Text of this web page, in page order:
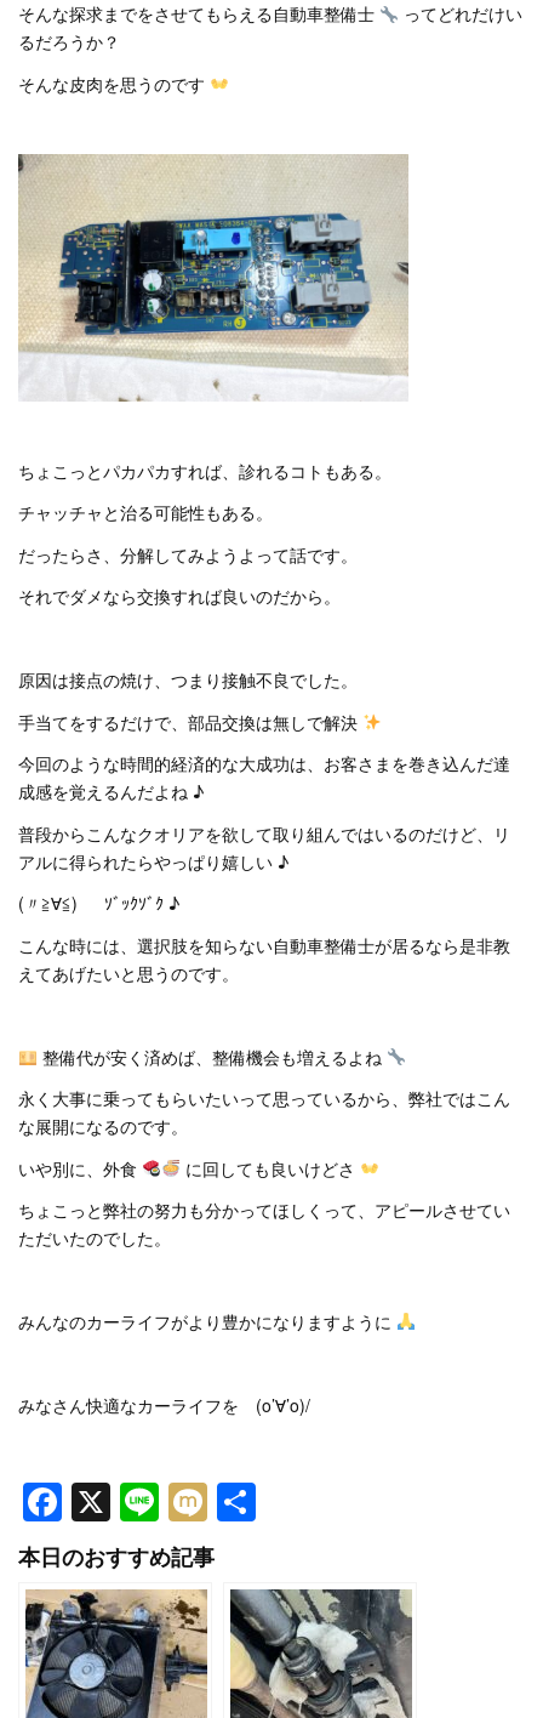
そんな探求までをさせてもらえる自動車整備士
ってどれだけい
るだろうか？
そんな皮肉を思うのです
ちょこっとパカパカすれば、診れるコトもある。
チャッチャと治る可能性もある。
だったらさ、分解してみようよって話です。
それでダメなら交換すれば良いのだから。
原因は接点の焼け、つまり接触不良でした。
手当てをするだけで、部品交換は無しで解決
今回のような時間的経済的な大成功は、お客さまを巻き込んだ達
成感を覚えるんだよね ♪
普段からこんなクオリアを欲して取り組んではいるのだけど、リ
アルに得られたらやっぱり嬉しい ♪
(〃≧∀≦)ゞ ｿﾞｯｸｿﾞｸ ♪
こんな時には、選択肢を知らない自動車整備士が居るなら是非教
えてあげたいと思うのです。
整備代が安く済めば、整備機会も増えるよね
永く大事に乗ってもらいたいって思っているから、弊社ではこん
な展開になるのです。
いや別に、外食
に回しても良いけどさ
ちょこっと弊社の努力も分かってほしくって、アピールさせてい
ただいたのでした。
みんなのカーライフがより豊かになりますように
みなさん快適なカーライフを (o’∀’o)/
Facebook
X LineMixi
本日のおすすめ記事